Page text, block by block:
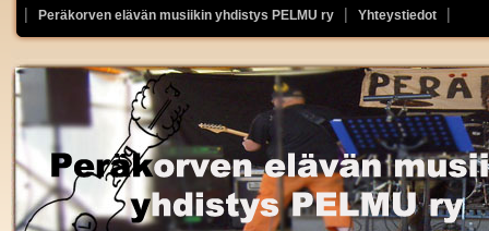
Peräkorven elävän musiikin yhdistys PELMU ry Yhteystiedot